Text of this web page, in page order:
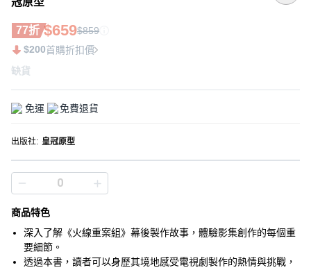
77折 $659$859
$200首購折扣價
缺貨
免運 免費退貨
出版社: 皇冠原型
商品特色
深入了解《火線重案組》幕後製作故事，體驗影集創作的每個重
要細節。
透過本書，讀者可以身歷其境地感受電視劇製作的熱情與挑戰，